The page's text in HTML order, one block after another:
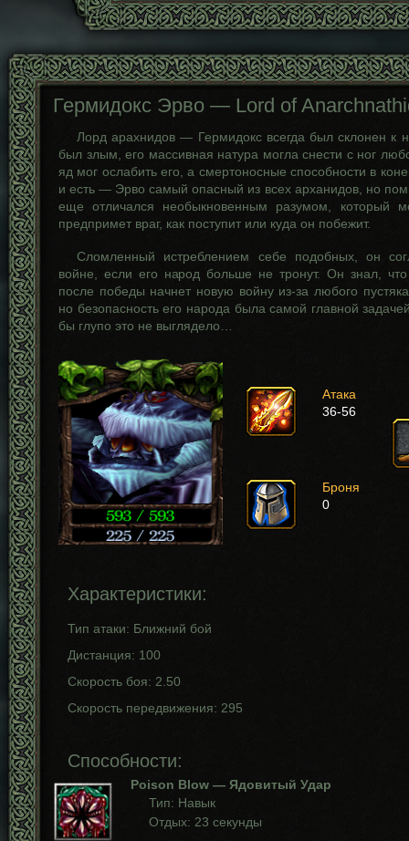
Гермидокс Эрво — Lord of
Лорд арахнидов — Гермидокс всегда был склонен к
был злым, его массивная натура могла снести с ног
яд мог ослабить его, а смертоносные способности в
и есть — Эрво самый опасный из всех арханидов, но
еще отличался необыкновенным разумом, который
предпримет враг, как поступит или куда он побежит.
Сломленный истреблением себе подобных, он
войне, если его народ больше не тронут. Он знал,
после победы начнет новую войну из-за любого
но безопасность его народа была самой главной
бы глупо это не выглядело…
Атака
36-56
Броня
0
Характеристики:
Тип атаки: Ближний бой
Дистанция: 100
Скорость боя: 2.50
Скорость передвижения: 295
Способности:
Poison Blow — Ядовитый Удар
Тип: Навык
Отдых: 23 секунды